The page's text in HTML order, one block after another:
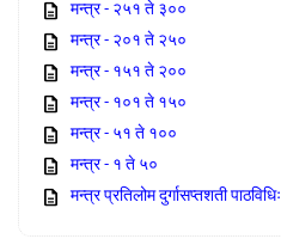
मन्त्र - २५१ ते ३००
मन्त्र - २०१ ते २५०
मन्त्र - १५१ ते २००
मन्त्र - १०१ ते १५०
मन्त्र - ५१ ते १००
मन्त्र - १ ते ५०
मन्त्र प्रतिलोम दुर्गासप्तशती पाठविधिः